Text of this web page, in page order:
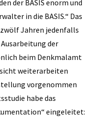
der BASIS enorm und
in die BASIS.“ Das
Jahren jedenfalls
der
beim Denkmalamt
weiterarbeiten
vorgenommen
habe das
eingeleitet: